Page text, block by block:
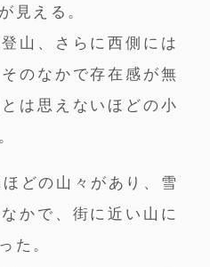
見える。
山、さらに西側には
のなかで存在感が無
は思えないほどの小
どの山々があり、雪
かで、街に近い山に
た。